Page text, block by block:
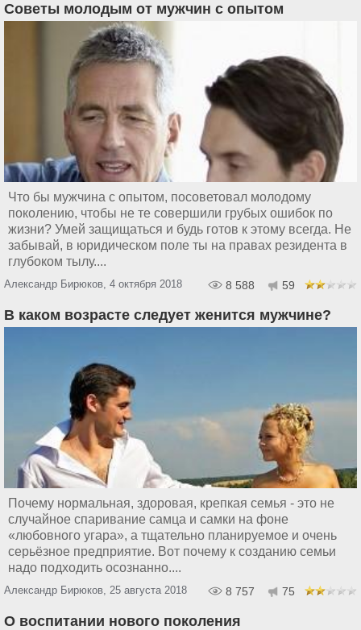
Советы молодым от мужчин с опытом
Что бы мужчина с опытом, посоветовал молодому
поколению, чтобы не те совершили грубых ошибок по
жизни? Умей защищаться и будь готов к этому всегда. Не
забывай, в юридическом поле ты на правах резидента в
глубоком тылу....
Александр Бирюков, 4 октября 2018 8 588 59
В каком возрасте следует женится мужчине?
Почему нормальная, здоровая, крепкая семья - это не
случайное спаривание самца и самки на фоне
«любовного угара», а тщательно планируемое и очень
серьёзное предприятие. Вот почему к созданию семьи
надо подходить осознанно....
Александр Бирюков, 25 августа 2018 8 757 75
О воспитании нового поколения